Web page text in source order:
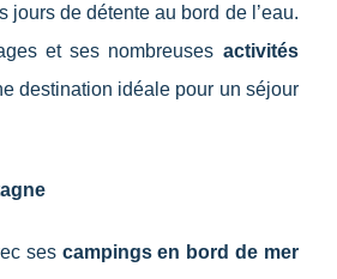
jours de détente au bord de l’eau.
et ses nombreuses activités
destination idéale pour un séjour
ses campings en bord de mer